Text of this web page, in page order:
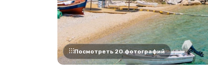
Посмотреть 20 фотографий